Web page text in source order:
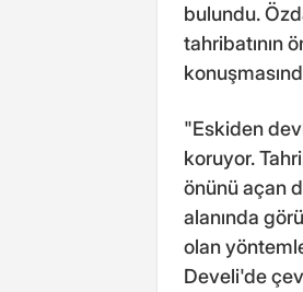
bulundu.
tahribatının
"Eskiden
koruyor.
önünü açan
alanında
olan
Develi'de